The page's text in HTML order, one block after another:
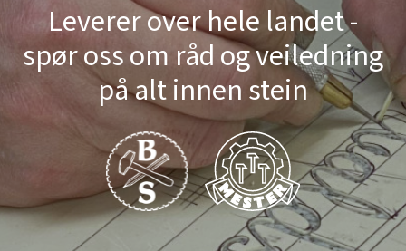
Leverer over hele landet -
spør oss om råd og veiledning
på alt innen stein